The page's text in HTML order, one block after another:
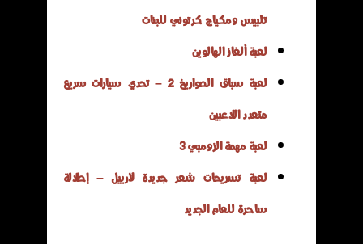
تلبيس ومكياج كرتوني للبنات
لعبة ألغاز الهالوين
لعبة سباق الصواريخ 2 – تحدي سيارات سريع
متعدد اللاعبين
لعبة مهمة الزومبي 3
لعبة تسريحات شعر جديدة لأرييل – إطلالة
ساحرة للعام الجديد